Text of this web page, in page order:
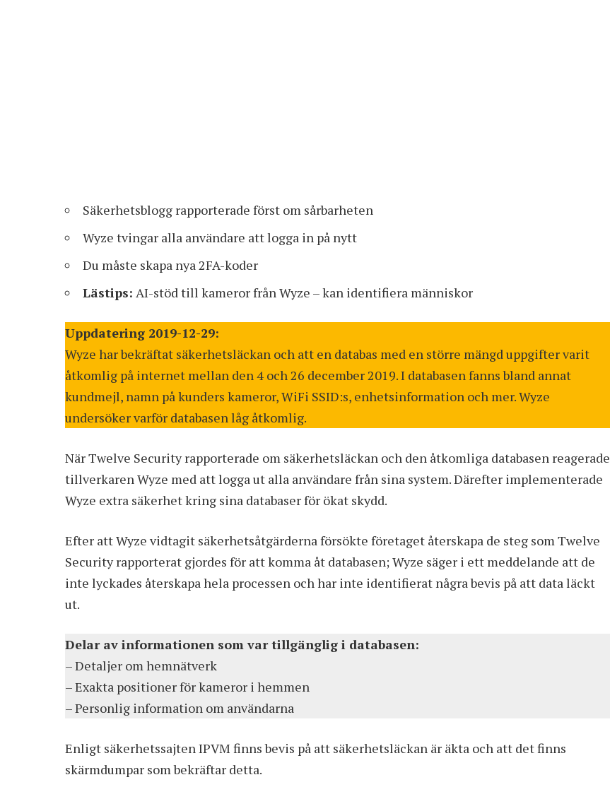
Säkerhetsblogg rapporterade först om sårbarheten
Wyze tvingar alla användare att logga in på nytt
Du måste skapa nya 2FA-koder
Lästips: AI-stöd till kameror från Wyze – kan identifiera människor
Uppdatering 2019-12-29:
Wyze har bekräftat säkerhetsläckan och att en databas med en större mängd uppgifter varit
åtkomlig på internet mellan den 4 och 26 december 2019. I databasen fanns bland annat
kundmejl, namn på kunders kameror, WiFi SSID:s, enhetsinformation och mer. Wyze
undersöker varför databasen låg åtkomlig.
När Twelve Securityrapporterade om säkerhetsläckan och den åtkomliga databasen reagerade
tillverkaren Wyze med att logga ut alla användare från sina system. Därefter implementerade
Wyze extra säkerhet kring sina databaser för ökat skydd.
Efter att Wyze vidtagit säkerhetsåtgärderna försökte företaget återskapa de steg som Twelve
Security rapporterat gjordes för att komma åt databasen; Wyze säger i ett meddelande att de
inte lyckades återskapa hela processen och har inte identifierat några bevis på att data läckt
ut.
Delar av informationen som var tillgänglig i databasen:
– Detaljer om hemnätverk
– Exakta positioner för kameror i hemmen
– Personlig information om användarna
Enligt säkerhetssajten IPVM finns bevis på att säkerhetsläckan är äkta och att det finns
skärmdumpar som bekräftar detta.